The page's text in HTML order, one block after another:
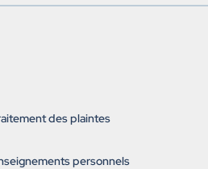
des plaintes
personnels